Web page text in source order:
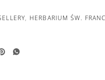
, HERBARIUM ŚW.